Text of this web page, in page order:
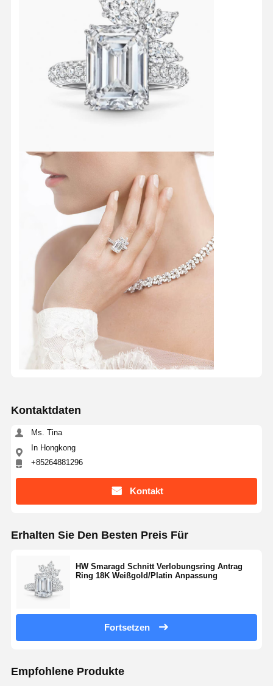
18K Diamantringe
18KT-Gold-Armband
18K Anhänger Halskette
18K-Gold-Armbänder
18 Karat Gold-Ohrringe
18K Gold Brosche
18K Schmuckstücke
14K Diamant-Armband
14 Karat Goldring
14CT-Gold-Armband
14K-Goldplattierte Halskette
Platin-Schmuck auf Maß
Kontaktdaten
Ms. Tina
In Hongkong
+85264881296
Kontakt
Erhalten Sie Den Besten Preis Für
HW Smaragd Schnitt Verlobungsring Antrag
Ring 18K Weißgold/Platin Anpassung
Fortsetzen
Empfohlene Produkte